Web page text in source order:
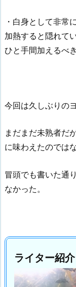
・白身として非常
加熱すると隠れて
ひと手間加えるべ
今回は久しぶりの
まだまだ未熟者だ
に味わえたのでは
冒頭でも書いた通
なかった。
ライター紹介